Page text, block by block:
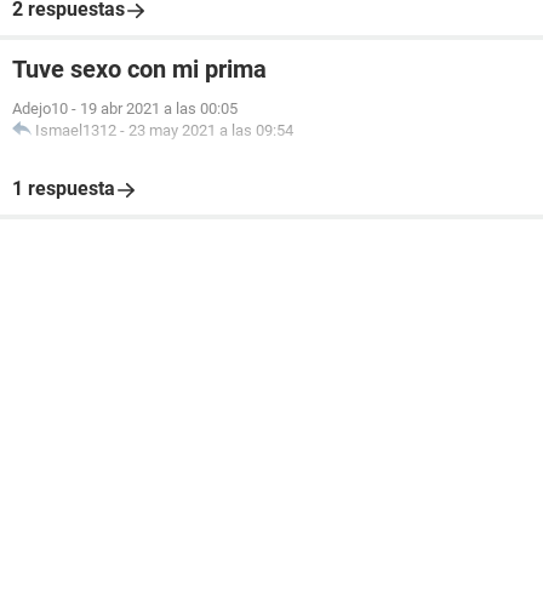
2 respuestas
Tuve sexo con mi prima
Adejo10 - 19 abr 2021 a las 00:05
Ismael1312 - 23 may 2021 a las 09:54
1 respuesta